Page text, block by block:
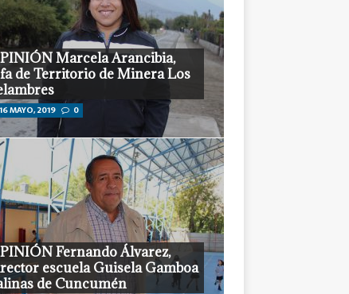
Marcela Arancibia,
de Territorio de Minera Los
16 MAYO, 2019 0
Fernando Álvarez,
escuela Guisela Gamboa
de Cuncumén